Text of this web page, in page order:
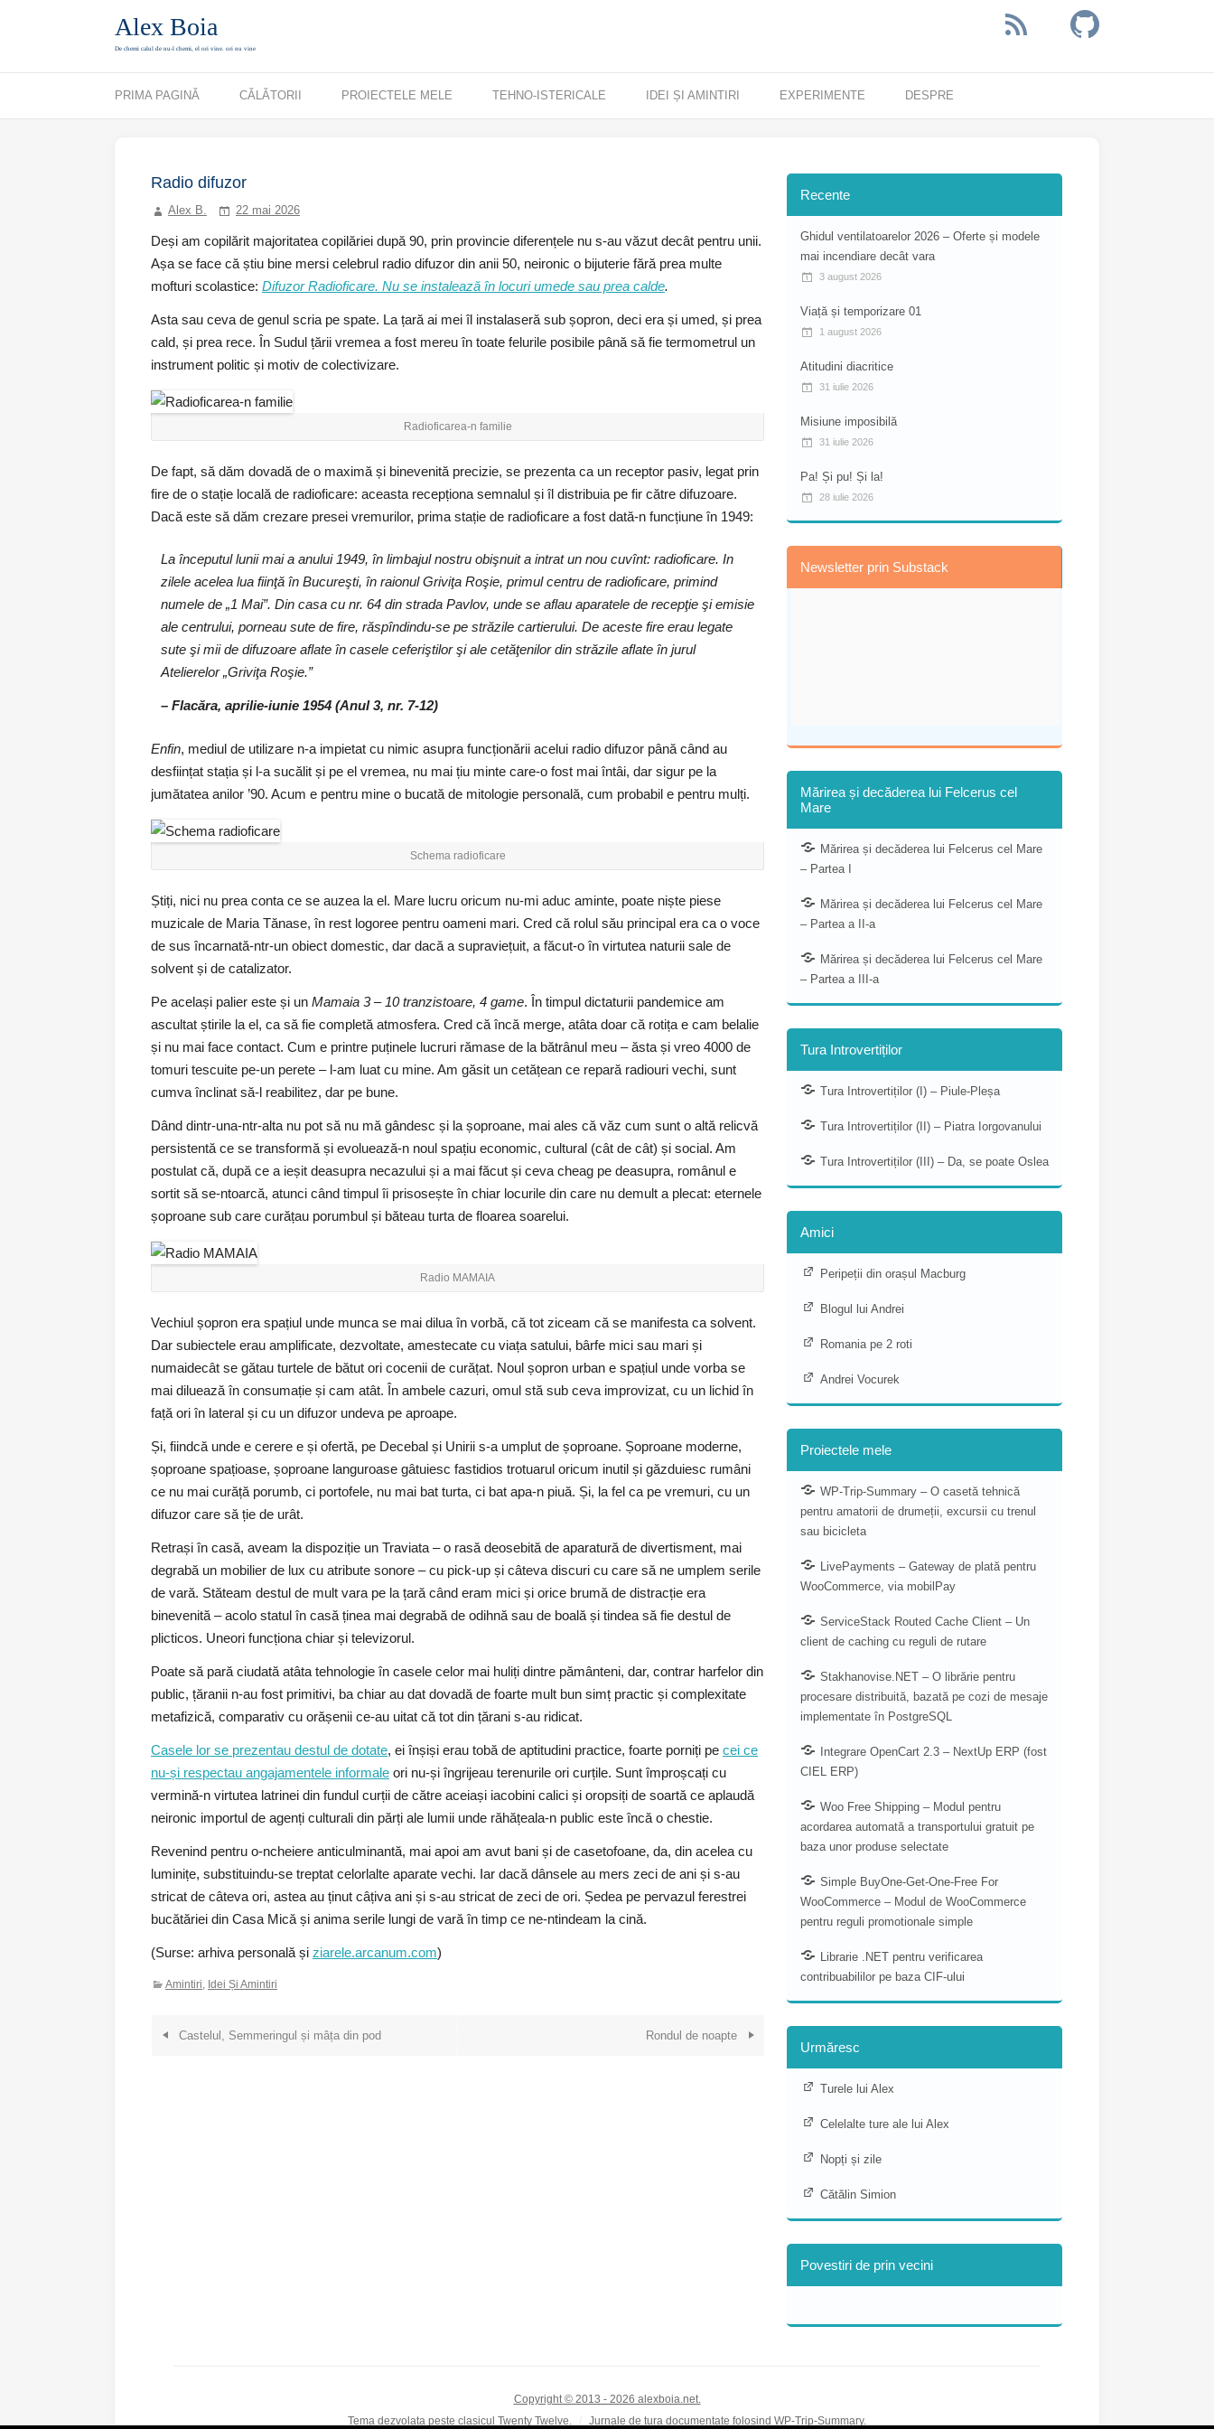
Alex Boia
De chemi calul de nu-l chemi, el ori vine. ori nu vine
PRIMA PAGINĂ CĂLĂTORII PROIECTELE MELE TEHNO-ISTERICALE IDEI ȘI AMINTIRI EXPERIMENTE DESPRE
Radio difuzor
Alex B. 22 mai 2026
Deși am copilărit majoritatea copilăriei după 90, prin provincie diferențele nu s-au văzut decât pentru unii.
Așa se face că știu bine mersi celebrul radio difuzor din anii 50, neironic o bijuterie fără prea multe
mofturi scolastice: Difuzor Radioficare. Nu se instalează în locuri umede sau prea calde.
Asta sau ceva de genul scria pe spate. La țară ai mei îl instalaseră sub șopron, deci era și umed, și prea
cald, și prea rece. În Sudul țării vremea a fost mereu în toate felurile posibile până să fie termometrul un
instrument politic și motiv de colectivizare.
Radioficarea-n familie
De fapt, să dăm dovadă de o maximă și binevenită precizie, se prezenta ca un receptor pasiv, legat prin
fire de o stație locală de radioficare: aceasta recepționa semnalul și îl distribuia pe fir către difuzoare.
Dacă este să dăm crezare presei vremurilor, prima stație de radioficare a fost dată-n funcțiune în 1949:
La începutul lunii mai a anului 1949, în limbajul nostru obişnuit a intrat un nou cuvînt: radioficare. In
zilele acelea lua fiinţă în Bucureşti, în raionul Griviţa Roşie, primul centru de radioficare, primind
numele de „1 Mai”. Din casa cu nr. 64 din strada Pavlov, unde se aflau aparatele de recepţie şi emisie
ale centrului, porneau sute de fire, răspîndindu-se pe străzile cartierului. De aceste fire erau legate
sute şi mii de difuzoare aflate în casele ceferiştilor şi ale cetăţenilor din străzile aflate în jurul
Atelierelor „Griviţa Roşie.”
– Flacăra, aprilie-iunie 1954 (Anul 3, nr. 7-12)
Enfin, mediul de utilizare n-a impietat cu nimic asupra funcționării acelui radio difuzor până când au
desființat stația și l-a sucălit și pe el vremea, nu mai țiu minte care-o fost mai întâi, dar sigur pe la
jumătatea anilor ’90. Acum e pentru mine o bucată de mitologie personală, cum probabil e pentru mulți.
Schema radioficare
Știți, nici nu prea conta ce se auzea la el. Mare lucru oricum nu-mi aduc aminte, poate niște piese
muzicale de Maria Tănase, în rest logoree pentru oameni mari. Cred că rolul său principal era ca o voce
de sus încarnată-ntr-un obiect domestic, dar dacă a supraviețuit, a făcut-o în virtutea naturii sale de
solvent și de catalizator.
Pe același palier este și un Mamaia 3 – 10 tranzistoare, 4 game. În timpul dictaturii pandemice am
ascultat știrile la el, ca să fie completă atmosfera. Cred că încă merge, atâta doar că rotița e cam belalie
și nu mai face contact. Cum e printre puținele lucruri rămase de la bătrânul meu – ăsta și vreo 4000 de
tomuri tescuite pe-un perete – l-am luat cu mine. Am găsit un cetățean ce repară radiouri vechi, sunt
cumva înclinat să-l reabilitez, dar pe bune.
Dând dintr-una-ntr-alta nu pot să nu mă gândesc și la șoproane, mai ales că văz cum sunt o altă relicvă
persistentă ce se transformă și evoluează-n noul spațiu economic, cultural (cât de cât) și social. Am
postulat că, după ce a ieșit deasupra necazului și a mai făcut și ceva cheag pe deasupra, românul e
sortit să se-ntoarcă, atunci când timpul îi prisosește în chiar locurile din care nu demult a plecat: eternele
șoproane sub care curățau porumbul și băteau turta de floarea soarelui.
Radio MAMAIA
Vechiul șopron era spațiul unde munca se mai dilua în vorbă, că tot ziceam că se manifesta ca solvent.
Dar subiectele erau amplificate, dezvoltate, amestecate cu viața satului, bârfe mici sau mari și
numaidecât se gătau turtele de bătut ori cocenii de curățat. Noul șopron urban e spațiul unde vorba se
mai diluează în consumație și cam atât. În ambele cazuri, omul stă sub ceva improvizat, cu un lichid în
față ori în lateral și cu un difuzor undeva pe aproape.
Și, fiindcă unde e cerere e și ofertă, pe Decebal și Unirii s-a umplut de șoproane. Șoproane moderne,
șoproane spațioase, șoproane languroase gâtuiesc fastidios trotuarul oricum inutil și găzduiesc rumâni
ce nu mai curăță porumb, ci portofele, nu mai bat turta, ci bat apa-n piuă. Și, la fel ca pe vremuri, cu un
difuzor care să ție de urât.
Retrași în casă, aveam la dispoziție un Traviata – o rasă deosebită de aparatură de divertisment, mai
degrabă un mobilier de lux cu atribute sonore – cu pick-up și câteva discuri cu care să ne umplem serile
de vară. Stăteam destul de mult vara pe la țară când eram mici și orice brumă de distracție era
binevenită – acolo statul în casă ținea mai degrabă de odihnă sau de boală și tindea să fie destul de
plicticos. Uneori funcționa chiar și televizorul.
Poate să pară ciudată atâta tehnologie în casele celor mai huliți dintre pământeni, dar, contrar harfelor din
public, țăranii n-au fost primitivi, ba chiar au dat dovadă de foarte mult bun simț practic și complexitate
metafizică, comparativ cu orășenii ce-au uitat că tot din țărani s-au ridicat.
Casele lor se prezentau destul de dotate, ei înșiși erau tobă de aptitudini practice, foarte porniți pe cei ce
nu-și respectau angajamentele informale ori nu-și îngrijeau terenurile ori curțile. Sunt împroșcați cu
vermină-n virtutea latrinei din fundul curții de către aceiași iacobini calici și oropsiți de soartă ce aplaudă
neironic importul de agenți culturali din părți ale lumii unde răhățeala-n public este încă o chestie.
Revenind pentru o-ncheiere anticulminantă, mai apoi am avut bani și de casetofoane, da, din acelea cu
luminițe, substituindu-se treptat celorlalte aparate vechi. Iar dacă dânsele au mers zeci de ani și s-au
stricat de câteva ori, astea au ținut câțiva ani și s-au stricat de zeci de ori. Ședea pe pervazul ferestrei
bucătăriei din Casa Mică și anima serile lungi de vară în timp ce ne-ntindeam la cină.
(Surse: arhiva personală și ziarele.arcanum.com)
Amintiri Idei Și Amintiri
Castelul, Semmeringul și mâța din pod
Rondul de noapte
Recente
Ghidul ventilatoarelor 2026 – Oferte și modele
mai incendiare decât vara
3 august 2026
Viață și temporizare 01
1 august 2026
Atitudini diacritice
31 iulie 2026
Misiune imposibilă
31 iulie 2026
Pa! Și pu! Și la!
28 iulie 2026
Newsletter prin Substack
Mărirea și decăderea lui Felcerus cel
Mare
Mărirea și decăderea lui Felcerus cel Mare
– Partea I
Mărirea și decăderea lui Felcerus cel Mare
– Partea a II-a
Mărirea și decăderea lui Felcerus cel Mare
– Partea a III-a
Tura Introvertiților
Tura Introvertiților (I) – Piule-Pleșa
Tura Introvertiților (II) – Piatra Iorgovanului
Tura Introvertiților (III) – Da, se poate Oslea
Amici
Peripeții din orașul Macburg
Blogul lui Andrei
Romania pe 2 roti
Andrei Vocurek
Proiectele mele
WP-Trip-Summary – O casetă tehnică
pentru amatorii de drumeții, excursii cu trenul
sau bicicleta
LivePayments – Gateway de plată pentru
WooCommerce, via mobilPay
ServiceStack Routed Cache Client – Un
client de caching cu reguli de rutare
Stakhanovise.NET – O librărie pentru
procesare distribuită, bazată pe cozi de mesaje
implementate în PostgreSQL
Integrare OpenCart 2.3 – NextUp ERP (fost
CIEL ERP)
Woo Free Shipping – Modul pentru
acordarea automată a transportului gratuit pe
baza unor produse selectate
Simple BuyOne-Get-One-Free For
WooCommerce – Modul de WooCommerce
pentru reguli promotionale simple
Librarie .NET pentru verificarea
contribuabililor pe baza CIF-ului
Urmăresc
Turele lui Alex
Celelalte ture ale lui Alex
Nopți și zile
Cătălin Simion
Povestiri de prin vecini
Copyright © 2013 - 2026 alexboia.net.
Tema dezvolata peste clasicul Twenty Twelve.
Jurnale de tura documentate folosind WP-Trip-Summary.